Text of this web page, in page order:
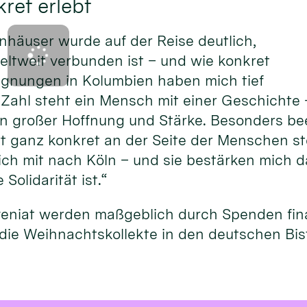
erlebt
wurde auf der Reise deutlich,
verbunden ist – und wie konkret
in Kolumbien haben mich tief
steht ein Mensch mit einer Geschichte
großer Hoffnung und Stärke. Besonders
ganz konkret an der Seite der Menschen
mit nach Köln – und sie bestärken mich
Solidarität ist.“
werden maßgeblich durch Spenden
Weihnachtskollekte in den deutschen